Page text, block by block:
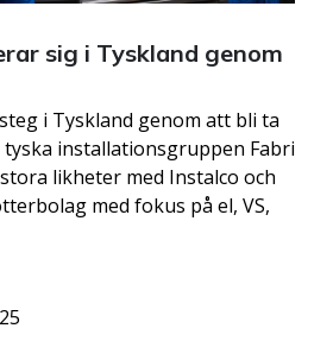
sig i Tyskland genom
i Tyskland genom att bli ta
tyska installationsgruppen Fabri
likheter med Instalco och
med fokus på el, VS,